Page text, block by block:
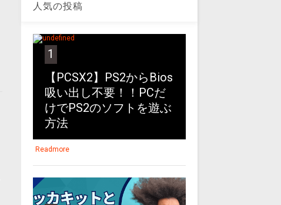
人気の投稿
1
【PCSX2】PS2からBios
吸い出し不要！！PCだ
けでPS2のソフトを遊ぶ
方法
Readmore